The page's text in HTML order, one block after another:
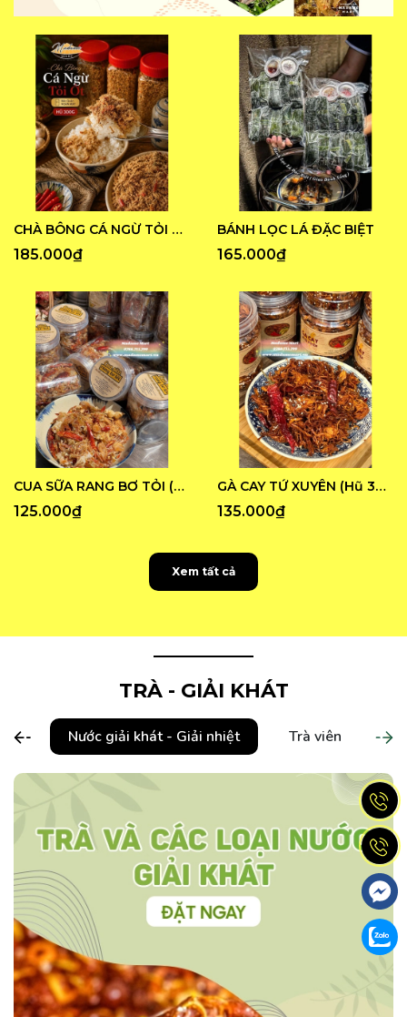
CHÀ BÔNG CÁ NGỪ TỎI ỚT
185.000₫
BÁNH LỌC LÁ ĐẶC BIỆT
165.000₫
CUA SỮA RANG BƠ TỎI (Hũ 250G)
125.000₫
GÀ CAY TỨ XUYÊN (Hũ 300G)
135.000₫
Xem tất cả
TRÀ - GIẢI KHÁT
Nước giải khát - Giải nhiệt Trà viên